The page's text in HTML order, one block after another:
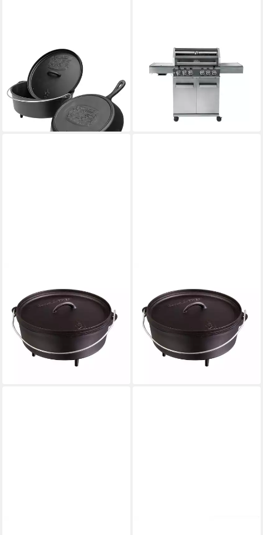
CAMP CHEF
Grilltopf Camp Chef Classic
Dutch Oven SDO-12 + Cast
Iron Pfanne 30 cm + Deckel
79,00 €
lieferbar - in 4-5 Werktagen bei dir
CHEF CUISINE INTERNATIONAL
Gasgrill Premium Edelstahl
Gasgrill 4+2 Brenner
lieferbar - in 4-5 Werktagen bei dir
Feuertopf Camp Chef Classic
Dutch Oven Topf 35cm
Feuertopf Gusseisen - mit
Füßen, Gusseisen
95,69 €
Feuertopf Camp Chef Classic
Dutch Oven Topf 30cm
Feuertopf Gusseisen - mit
Füßen, Gusseisen
76,99 €